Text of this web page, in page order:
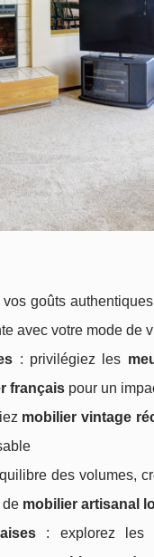
goûts
avec votre mode de
: privilégiez les
français pour un
mobilier vintage
des volumes,
de mobilier artisanal
: explorez les